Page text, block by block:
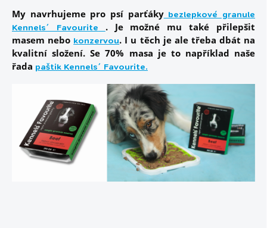
My navrhujeme pro psí parťákybezlepkové granule
Kennels´ Favourite
. Je možné mu také přilepšit
masem nebo konzervou. I u těch je ale třeba dbát na
kvalitní složení. Se 70% masa je to například naše
řada paštik Kennels´ Favourite.